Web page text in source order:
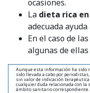
ocasiones.
La dieta rica
adecuada
En el caso de
algunas de
Aunque esta información ha sido
sido llevada a cabo por
sin valor de indicación
cualquier duda relacionada con
ámbito sanitario correspondiente.